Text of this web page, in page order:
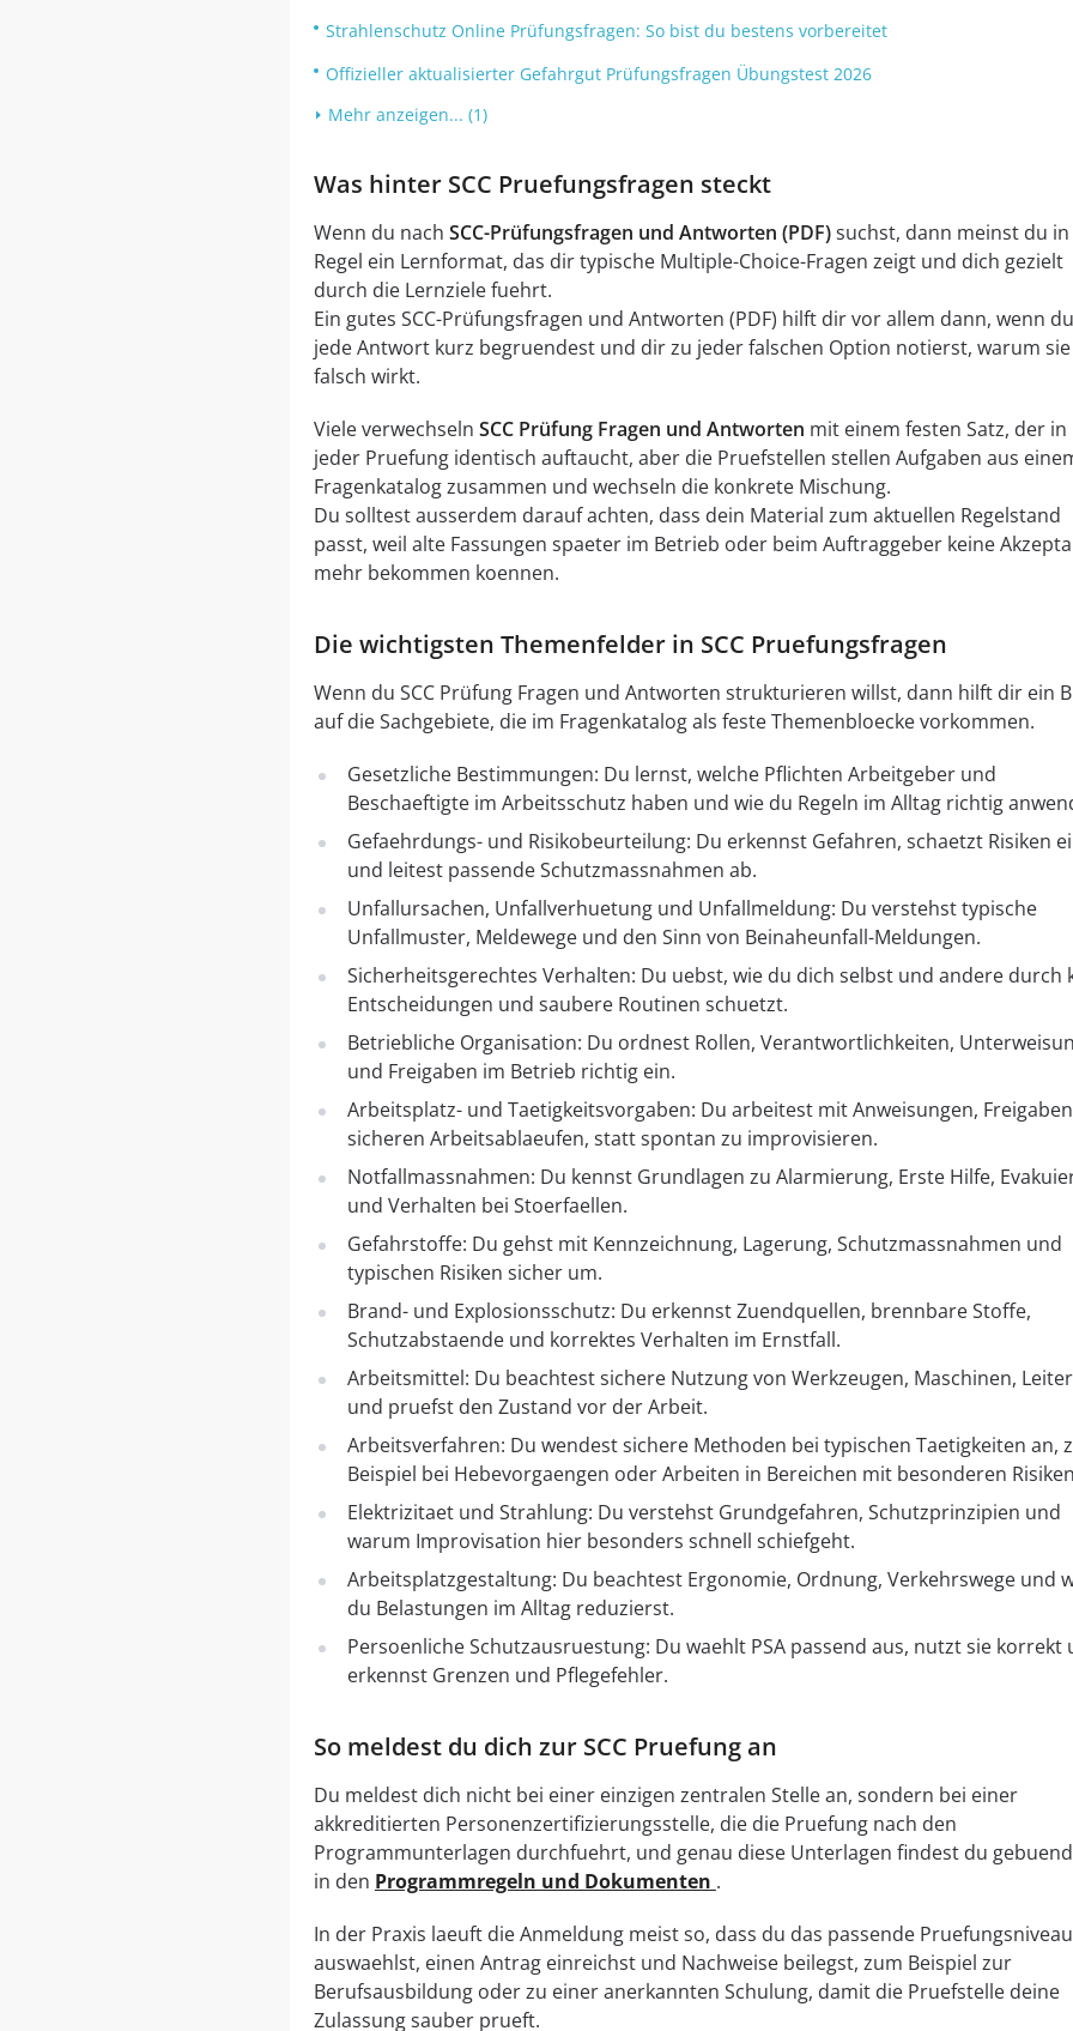
Strahlenschutz Online Prüfungsfragen: So bist du bestens vorbereitet
Offizieller aktualisierter Gefahrgut Prüfungsfragen Übungstest 2026
Mehr anzeigen... (1)
Was hinter SCC Pruefungsfragen steckt
Wenn du nach SCC-Prüfungsfragen und Antworten (PDF)suchst, dann meinst du
Regel ein Lernformat, das dir typische Multiple-Choice-Fragen zeigt und dich gezielt
durch die Lernziele fuehrt.
Ein gutes SCC-Prüfungsfragen und Antworten (PDF) hilft dir vor allem dann, wenn du
jede Antwort kurz begruendest und dir zu jeder falschen Option notierst, warum sie
falsch wirkt.
Viele verwechseln SCC Prüfung Fragen und Antworten mit einem festen Satz, der in
jeder Pruefung identisch auftaucht, aber die Pruefstellen stellen Aufgaben aus
Fragenkatalog zusammen und wechseln die konkrete Mischung.
Du solltest ausserdem darauf achten, dass dein Material zum aktuellen Regelstand
passt, weil alte Fassungen spaeter im Betrieb oder beim Auftraggeber keine
mehr bekommen koennen.
Die wichtigsten Themenfelder in SCC Pruefungsfragen
Wenn du SCC Prüfung Fragen und Antworten strukturieren willst, dann hilft dir ein
auf die Sachgebiete, die im Fragenkatalog als feste Themenbloecke vorkommen.
Gesetzliche Bestimmungen: Du lernst, welche Pflichten Arbeitgeber und
Beschaeftigte im Arbeitsschutz haben und wie du Regeln im Alltag richtig
Gefaehrdungs- und Risikobeurteilung: Du erkennst Gefahren, schaetzt Risiken
und leitest passende Schutzmassnahmen ab.
Unfallursachen, Unfallverhuetung und Unfallmeldung: Du verstehst typische
Unfallmuster, Meldewege und den Sinn von Beinaheunfall-Meldungen.
Sicherheitsgerechtes Verhalten: Du uebst, wie du dich selbst und andere durch
Entscheidungen und saubere Routinen schuetzt.
Betriebliche Organisation: Du ordnest Rollen, Verantwortlichkeiten,
und Freigaben im Betrieb richtig ein.
Arbeitsplatz- und Taetigkeitsvorgaben: Du arbeitest mit Anweisungen,
sicheren Arbeitsablaeufen, statt spontan zu improvisieren.
Notfallmassnahmen: Du kennst Grundlagen zu Alarmierung, Erste Hilfe,
und Verhalten bei Stoerfaellen.
Gefahrstoffe: Du gehst mit Kennzeichnung, Lagerung, Schutzmassnahmen und
typischen Risiken sicher um.
Brand- und Explosionsschutz: Du erkennst Zuendquellen, brennbare Stoffe,
Schutzabstaende und korrektes Verhalten im Ernstfall.
Arbeitsmittel: Du beachtest sichere Nutzung von Werkzeugen, Maschinen,
und pruefst den Zustand vor der Arbeit.
Arbeitsverfahren: Du wendest sichere Methoden bei typischen Taetigkeiten an,
Beispiel bei Hebevorgaengen oder Arbeiten in Bereichen mit besonderen
Elektrizitaet und Strahlung: Du verstehst Grundgefahren, Schutzprinzipien und
warum Improvisation hier besonders schnell schiefgeht.
Arbeitsplatzgestaltung: Du beachtest Ergonomie, Ordnung, Verkehrswege und
du Belastungen im Alltag reduzierst.
Persoenliche Schutzausruestung: Du waehlt PSA passend aus, nutzt sie korrekt
erkennst Grenzen und Pflegefehler.
So meldest du dich zur SCC Pruefung an
Du meldest dich nicht bei einer einzigen zentralen Stelle an, sondern bei einer
akkreditierten Personenzertifizierungsstelle, die die Pruefung nach den
Programmunterlagen durchfuehrt, und genau diese Unterlagen findest du
in den Programmregeln und Dokumenten .
In der Praxis laeuft die Anmeldung meist so, dass du das passende Pruefungsniveau
auswaehlst, einen Antrag einreichst und Nachweise beilegst, zum Beispiel zur
Berufsausbildung oder zu einer anerkannten Schulung, damit die Pruefstelle deine
Zulassung sauber prueft.